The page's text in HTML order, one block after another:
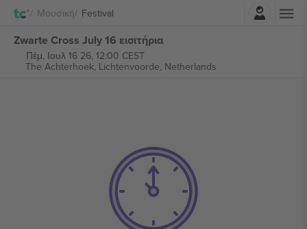
Μουσική Festival
Zwarte Cross July 16 εισιτήρια
Πέμ, Ιουλ 16 26, 12:00 CEST
The Achterhoek, Lichtenvoorde, Netherlands